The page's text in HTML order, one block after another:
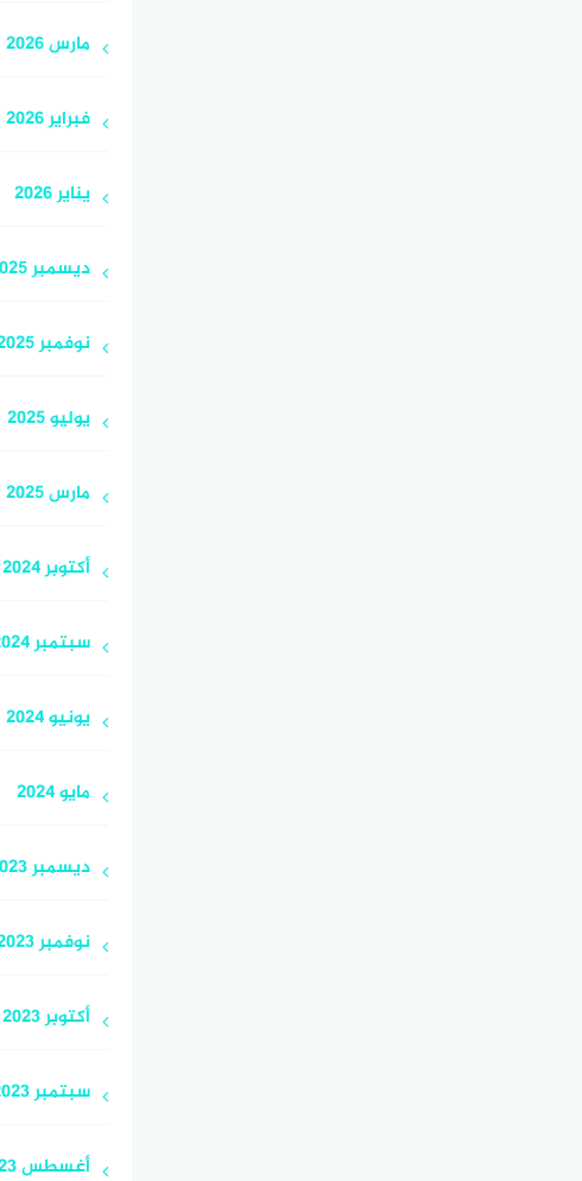
مارس 2026
فبراير 2026
يناير 2026
ديسمبر 2025
نوفمبر 2025
يوليو 2025
مارس 2025
أكتوبر 2024
سبتمبر 2024
يونيو 2024
مايو 2024
ديسمبر 2023
نوفمبر 2023
أكتوبر 2023
سبتمبر 2023
أغسطس 2023